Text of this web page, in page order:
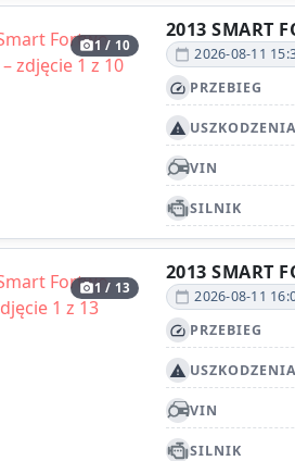
photo_camera1 / 10
2013 SMART
calendar_today 2026-08-11
speed PRZEBIEG
report_problem USZKODZENIA
VIN
SILNIK
photo_camera1 / 13
2013 SMART
calendar_today 2026-08-11
speed PRZEBIEG
report_problem USZKODZENIA
VIN
SILNIK